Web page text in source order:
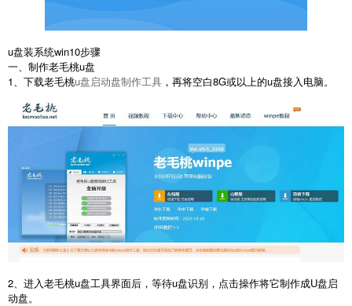
u盘装系统win10步骤
一、制作老毛桃u盘
1、下载老毛桃u盘启动盘制作工具 ，再将空白8G或以上的u盘接入电脑。
2、进入老毛桃u盘工具界面后，等待u盘识别，点击操作将它制作成U盘启
动盘。